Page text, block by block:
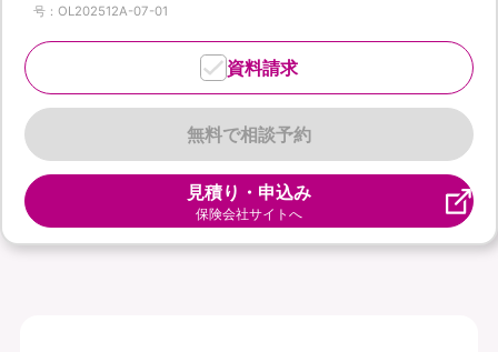
号：OL202512A-07-01
無料で相談予約
資料請求
見積り・申込み
保険会社サイトへ